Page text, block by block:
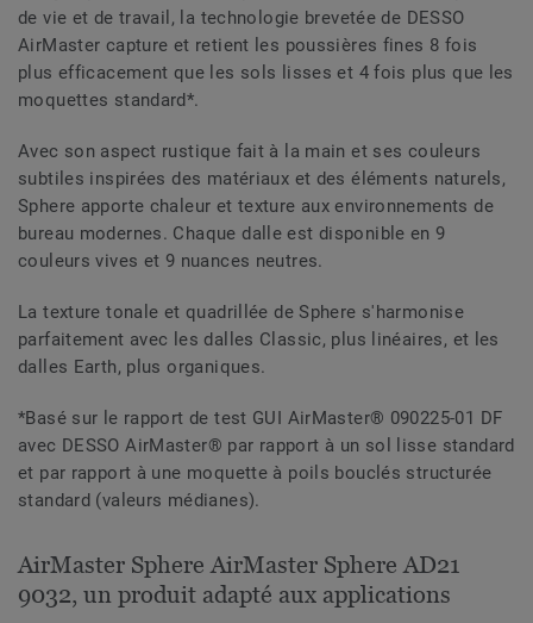
de vie et de travail, la technologie brevetée de DESSO
AirMaster capture et retient les poussières fines 8 fois
plus efficacement que les sols lisses et 4 fois plus que les
moquettes standard*.
Avec son aspect rustique fait à la main et ses couleurs
subtiles inspirées des matériaux et des éléments naturels,
Sphere apporte chaleur et texture aux environnements de
bureau modernes. Chaque dalle est disponible en 9
couleurs vives et 9 nuances neutres.
La texture tonale et quadrillée de Sphere s'harmonise
parfaitement avec les dalles Classic, plus linéaires, et les
dalles Earth, plus organiques.
*Basé sur le rapport de test GUI AirMaster® 090225-01 DF
avec DESSO AirMaster® par rapport à un sol lisse standard
et par rapport à une moquette à poils bouclés structurée
standard (valeurs médianes).
AirMaster Sphere AirMaster Sphere AD21
9032, un produit adapté aux applications